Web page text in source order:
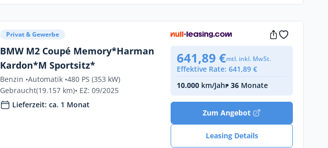
Privat & Gewerbe
BMW M2 Coupé Memory*Harman
Kardon*M Sportsitz*
Benzin •Automatik •480 PS (353 kW)
Gebraucht(19.157 km)• EZ: 09/2025
Lieferzeit: ca. 1 Monat
641,89 €mtl. inkl. MwSt.
Effektive Rate: 641,89 €
10.000 km/Jahr• 36 Monate
Zum Angebot
Leasing Details